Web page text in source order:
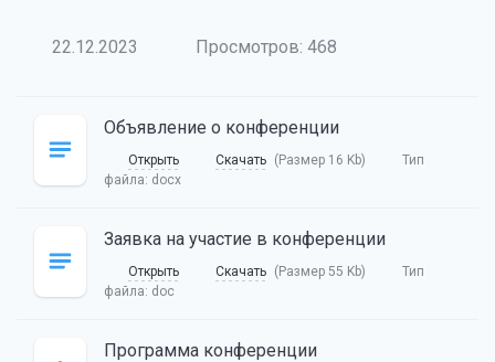
22.12.2023 Просмотров: 468
Объявление о конференции
Открыть Скачать (Размер 16 Kb)
Тип
файла: docx
Заявка на участие в конференции
Открыть Скачать (Размер 55 Kb)
Тип
файла: doc
Программа конференции